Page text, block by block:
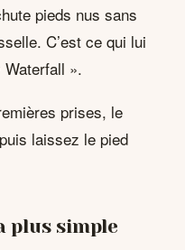
pieds nus sans
C’est ce qui lui
».
prises, le
laissez le pied
plus simple